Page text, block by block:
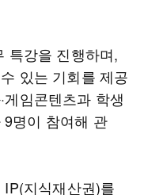
특강을 진행하며,
있는 기회를 제공
임콘텐츠과 학생
9명이 참여해 관
지식재산권)를